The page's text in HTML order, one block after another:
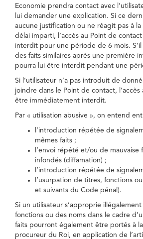
Economie prendra contact avec
lui demander une explication. Si ce
aucune justification ou ne réagit pas à
délai imparti, l’accès au Point de
interdit pour une période de 6 mois.
des faits similaires après une première
pourra lui être interdit pendant une
Si l’utilisateur n’a pas introduit de
joindre dans le Point de contact,
être immédiatement interdit.
Par « utilisation abusive », on entend
l’introduction répétée de
mêmes faits ;
l’envoi répété et/ou de mauvaise
infondés (diffamation) ;
l’introduction répétée de
l’usurpation de titres, fonctions
et suivants du Code pénal).
Si un utilisateur s’approprie
fonctions ou des noms dans le cadre
faits pourront également être portés à
procureur du Roi, en application de